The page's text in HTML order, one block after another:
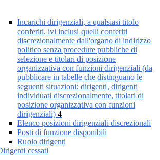
Incarichi dirigenziali, a qualsiasi titolo
conferiti, ivi inclusi quelli conferiti
discrezionalmente dall'organo di indirizzo
politico senza procedure pubbliche di
selezione e titolari di posizione
organizzativa con funzioni dirigenziali (da
pubblicare in tabelle che distinguano le
seguenti situazioni: dirigenti, dirigenti
individuati discrezionalmente, titolari di
posizione organizzativa con funzioni
dirigenziali) 4
Elenco posizioni dirigenziali discrezionali
Posti di funzione disponibili
Ruolo dirigenti
cessati